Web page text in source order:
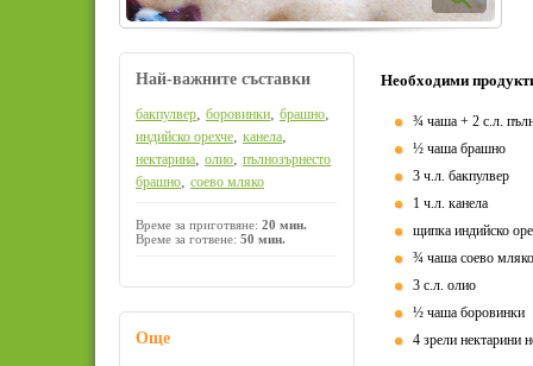
Необходими
¾ чаша + 2 с.л.
½ чаша брашно
3 ч.л. бакпулвер
1 ч.л. канела
щипка индийско
¾ чаша соево
3 с.л. олио
½ чаша боровинки
4 зрели нектарини
Най-важните съставки
бакпулвер, боровинки, брашно,
индийско орехче, канела,
нектарина, олио, пълнозърнесто
брашно, соево мляко
Време за приготвяне: 20 мин.
Време за готвене: 50 мин.
Още